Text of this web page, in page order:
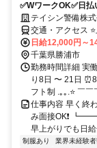
✅WワークOK✅日
テイシン警備株
交通・アクセス
り！移動の心配は
日給12,000円～
千葉県勝浦市
勤務時間詳細 実
り8日 〜 21日
フト制 .｡｡.⭐ ￣
仕事内容 早く
み面接OK❗
早上がりでも日
制服あり 業界未経験者